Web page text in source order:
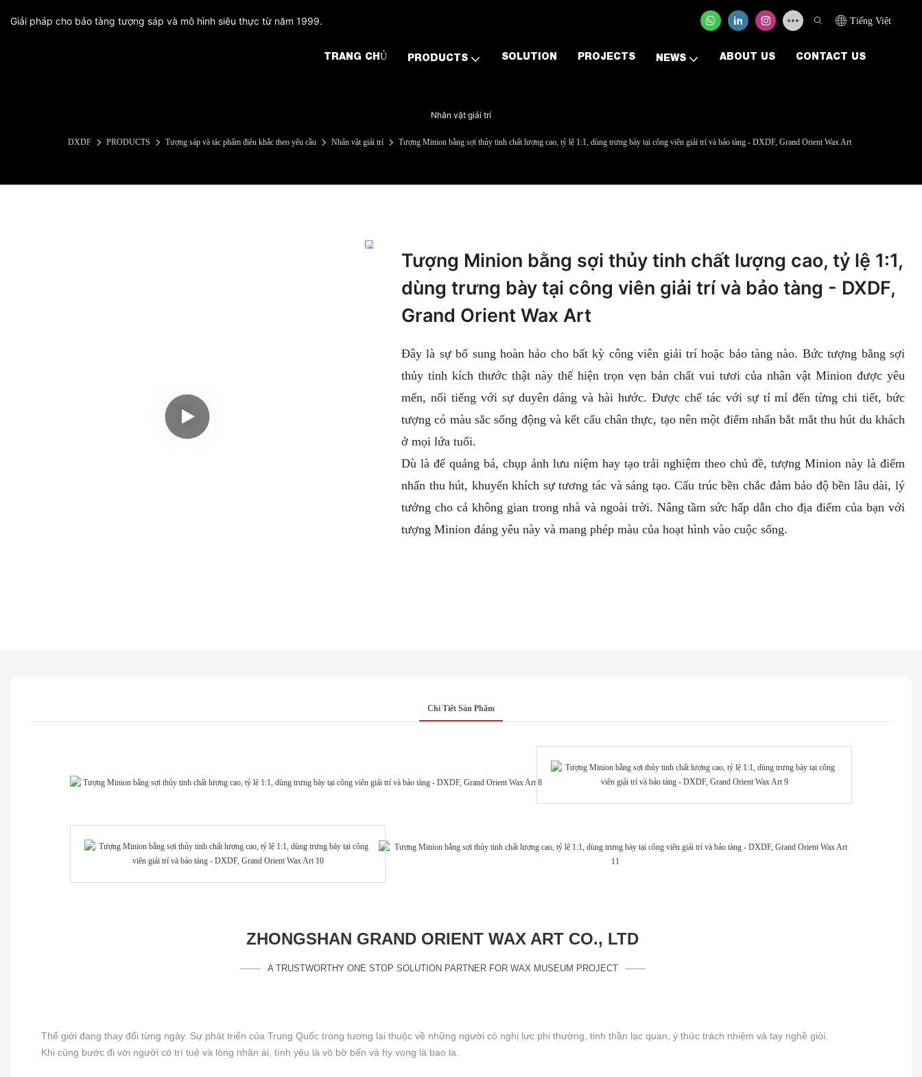
Giải pháp cho bảo tàng tượng sáp và mô hình siêu thực từ năm 1999. Tiếng Việt
TRANG CHỦ PRODUCTS SOLUTION PROJECTS NEWS ABOUT US CONTACT US
Nhân vật giải trí
DXDF PRODUCTS Tượng sáp và tác phẩm điêu khắc theo yêu cầu Nhân vật giải trí Tượng Minion bằng sợi thủy tinh chất lượng cao, tỷ lệ 1:1, dùng trưng bày tại công viên giải trí và bảo tàng - DXDF, Grand Orient Wax Art
Tượng Minion bằng sợi thủy tinh chất lượng cao, tỷ lệ 1:1,
dùng trưng bày tại công viên giải trí và bảo tàng - DXDF,
Grand Orient Wax Art
Đây là sự bổ sung hoàn hảo cho bất kỳ công viên giải trí hoặc bảo tàng nào. Bức tượng bằng sợi
thủy tinh kích thước thật này thể hiện trọn vẹn bản chất vui tươi của nhân vật Minion được yêu
mến, nổi tiếng với sự duyên dáng và hài hước. Được chế tác với sự tỉ mỉ đến từng chi tiết, bức
tượng có màu sắc sống động và kết cấu chân thực, tạo nên một điểm nhấn bắt mắt thu hút du khách
ở mọi lứa tuổi.
Dù là để quảng bá, chụp ảnh lưu niệm hay tạo trải nghiệm theo chủ đề, tượng Minion này là điểm
nhấn thu hút, khuyến khích sự tương tác và sáng tạo. Cấu trúc bền chắc đảm bảo độ bền lâu dài, lý
tưởng cho cả không gian trong nhà và ngoài trời. Nâng tầm sức hấp dẫn cho địa điểm của bạn với
tượng Minion đáng yêu này và mang phép màu của hoạt hình vào cuộc sống.
Chi Tiết Sản Phẩm
ZHONGSHAN GRAND ORIENT WAX ART CO., LTD
A TRUSTWORTHY ONE STOP SOLUTION PARTNER FOR WAX MUSEUM PROJECT
Thế giới đang thay đổi từng ngày. Sự phát triển của Trung Quốc trong tương lai thuộc về những người có nghị lực phi thường, tinh thần lạc quan, ý thức trách nhiệm và tay nghề giỏi.
Khi cùng bước đi với người có trí tuệ và lòng nhân ái, tình yêu là vô bờ bến và hy vọng là bao la.